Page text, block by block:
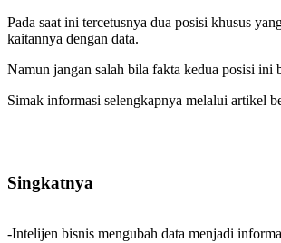
Pada saat ini tercetusnya dua posisi khusus
kaitannya dengan data.
Namun jangan salah bila fakta kedua posisi ini
Simak informasi selengkapnya melalui artikel
Singkatnya
-Intelijen bisnis mengubah data menjadi